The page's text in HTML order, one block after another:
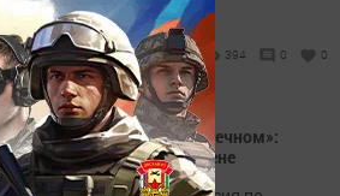
394 0 0
Рабочее совещание в «Заречном»:
лагерь готовь к летней смене